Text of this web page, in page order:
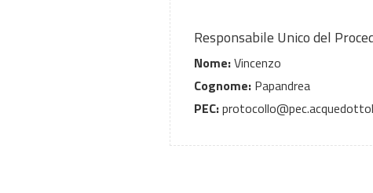
Responsabile Unico del
Nome:Vincenzo
Cognome: Papandrea
PEC: